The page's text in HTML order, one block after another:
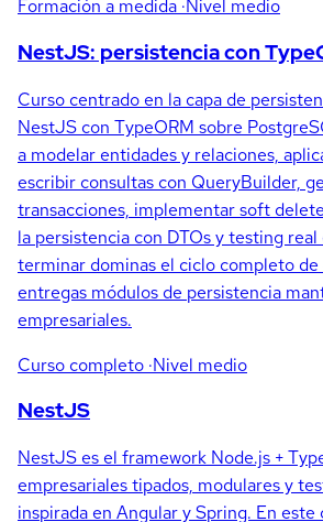
Formación a medida ·Nivel medio
NestJS: persistencia con
Curso centrado en la capa de
NestJS con TypeORM sobre
a modelar entidades y relaciones,
escribir consultas con QueryBuilder,
transacciones, implementar soft
la persistencia con DTOs y testing
terminar dominas el ciclo completo
entregas módulos de persistencia
empresariales.
Curso completo ·Nivel medio
NestJS
NestJS es el framework Node.js +
empresariales tipados, modulares y
inspirada en Angular y Spring. En